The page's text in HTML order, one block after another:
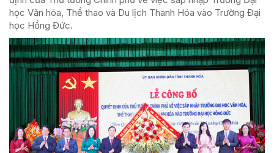
học Văn hóa, Thể thao và Du lịch Thanh Hóa vào Trường Đại
học Hồng Đức.